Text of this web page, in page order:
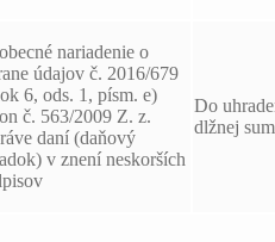
nariadenie o
údajov č. 2016/679
6, ods. 1, písm. e)
č. 563/2009 Z. z.
daní (daňový
v znení neskorších
Do
dlžnej